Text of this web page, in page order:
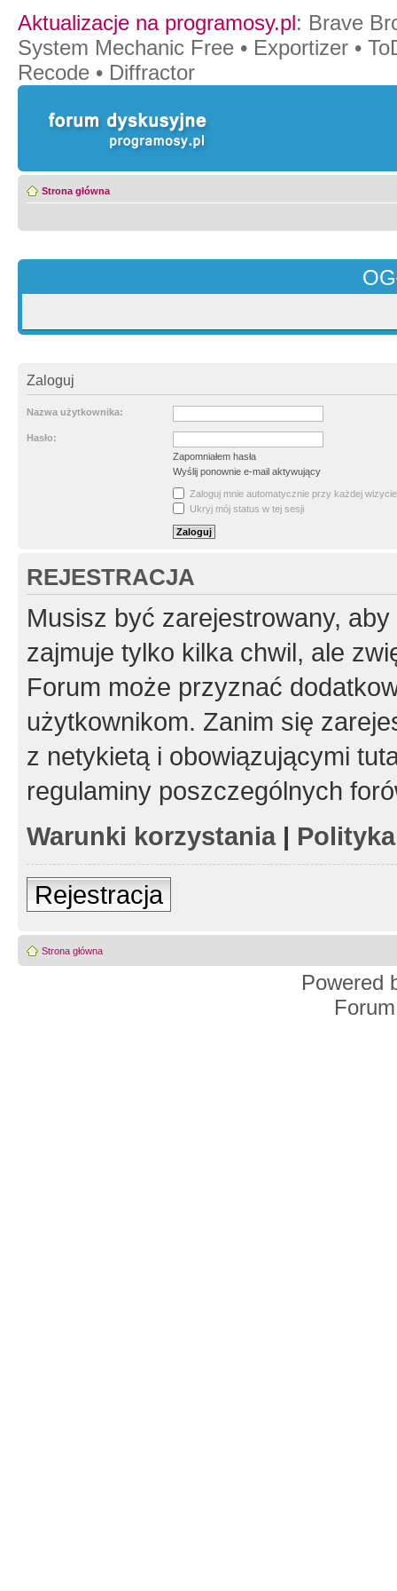
Aktualizacje na programosy.pl: Brave
System Mechanic Free • Exportizer •
Recode • Diffractor
Strona główna
Zaloguj
Nazwa użytkownika:
Hasło:
Zapomniałem hasła
Wyślij ponownie e-mail aktywujący
Zaloguj mnie automatycznie przy każdej wizycie
Ukryj mój status w tej sesji
REJESTRACJA
Musisz być zarejestrowany,
zajmuje tylko kilka chwil, ale
Forum może przyznać
użytkownikom. Zanim się
z netykietą i obowiązującymi
regulaminy poszczególnych
Warunki korzystania|
Rejestracja
Strona główna
Powered